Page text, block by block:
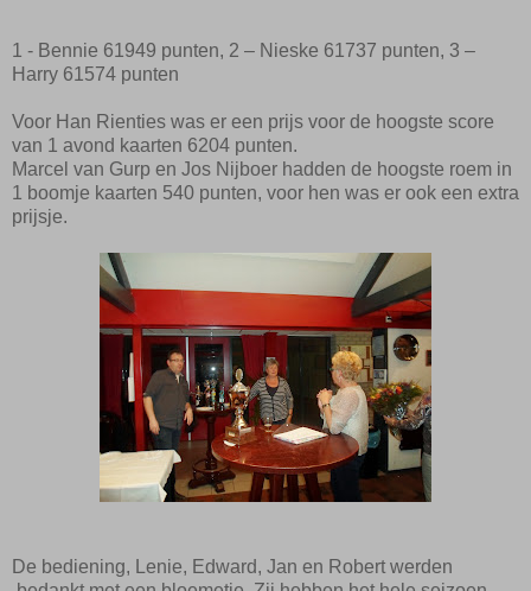
1 - Bennie 61949 punten, 2 – Nieske 61737 punten, 3 –
Harry 61574 punten
Voor Han Rienties was er een prijs voor de hoogste score
van 1 avond kaarten 6204 punten.
Marcel van Gurp en Jos Nijboer hadden de hoogste roem in
1 boomje kaarten 540 punten, voor hen was er ook een extra
prijsje.
De bediening, Lenie, Edward, Jan en Robert werden